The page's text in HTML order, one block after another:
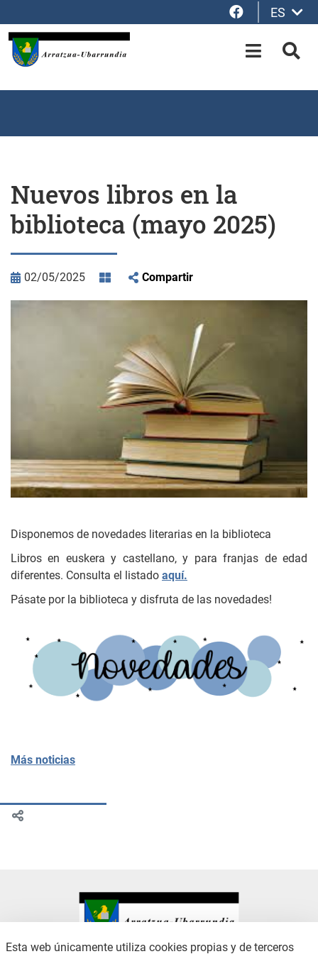
Facebook
ES
OPEN-
Nuevos libros en la
biblioteca (mayo 2025)
02/05/2025 Compartir
Disponemos de novedades literarias en la biblioteca
Libros en euskera y castellano, y para franjas de edad
diferentes. Consulta el listado aquí.
Pásate por la biblioteca y disfruta de las novedades!
Más noticias
Esta web únicamente utiliza cookies propias y de terceros